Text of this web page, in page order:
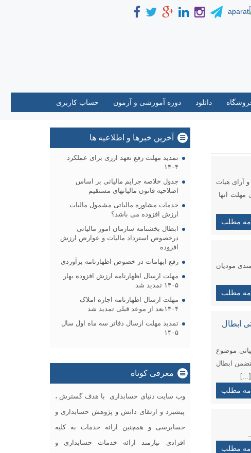
دانلود دوره آموزشی و آزمون حساب كاربری
و آرای هیات
مهلت آنها
مطلب
مودیان
مطلب
شورای عالی مالیاتی ابطال
مالیاتی موضوع
عدالت اداری، متضمن ابطال
مطلب
مطلب
آخرین خبرها و اطلاعیه ها
تمدید مهلت رفع تعهد ارزی برای عملکرد
۱۴۰۴
جدول خلاصه جرایم مالیاتی بر اساس
اصلاحیه قانون مالیاتهای مستقیم
خدمات مشاوره مالیاتی مشمول مالیات
ارزش افزوده می باشد؟
ابطال بخشنامه سازمان امور مالیاتی
درخصوص استرداد مالیات و عوارض ارزش
افزوده
رفع ابهامات در خصوص اظهارنامه برآوردی
مهلت ارسال اظهارنامه ارزش افزوده بهار
۱۴۰۵ تمدید شد
مهلت ارسال اظهارنامه اجاره املاک
۱۴۰۴بعد از موعد قبلی تمدید شد
تمدید مهلت ارسال دفاتر سه ماه اول سال
۱۴۰۵
معرفی کوتاه
وب سایت دنیای حسابداری با هدف گسترش ،
پیشبرد و ارتقای دانش و پژوهش حسابداری و
حسابرسی و همچنین ارائه خدمات به کلیه
افرادی نیازمند ارائه خدمات حسابداری و